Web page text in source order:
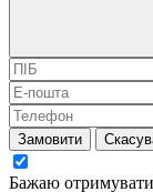
Замовити
Бажаю отримувати